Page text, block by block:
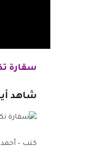
سقارة
شاهد
كتب – أحمد